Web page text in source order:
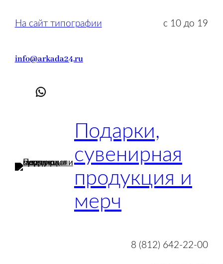
На сайт типографии с 10 до 19
info@arkada24.ru
Подарки,
сувенирная
продукция и
мерч
8 (812) 642-22-00